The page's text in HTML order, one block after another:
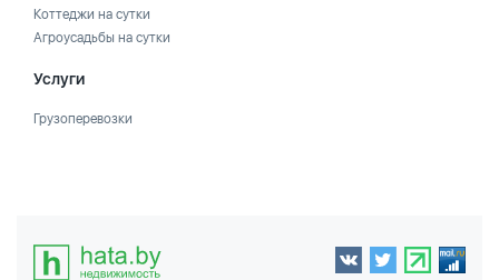
Коттеджи на сутки
Агроусадьбы на сутки
Услуги
Грузоперевозки